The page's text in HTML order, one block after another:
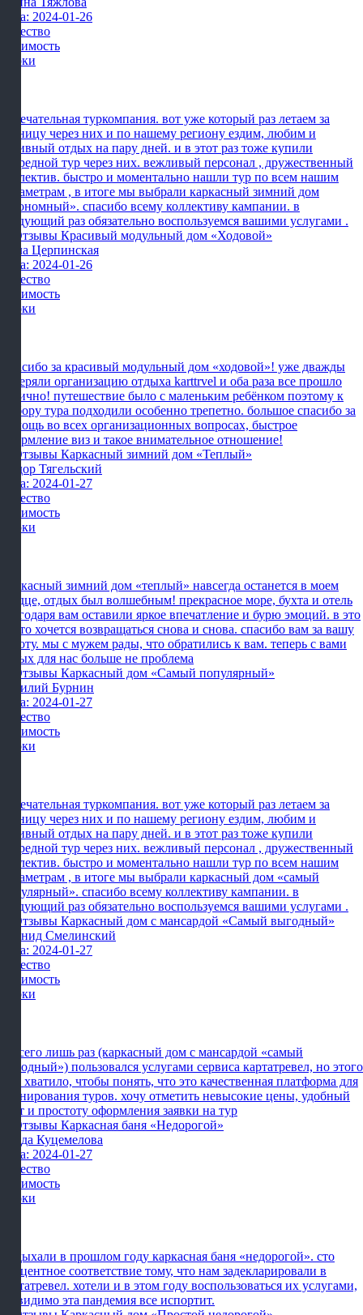
Дата: 2024-01-26
Качество
Стоимость
Сроки
Замечательная туркомпания. вот уже который раз летаем за
границу через них и по нашему региону ездим, любим и
активный отдых на пару дней. и в этот раз тоже купили
очередной тур через них. вежливый персонал , дружественный
коллектив. быстро и моментально нашли тур по всем нашим
параметрам , в итоге мы выбрали каркасный зимний дом
«экономный». спасибо всему коллективу кампании. в
следующий раз обязательно воспользуемся вашими услугами .
Алла Церпинская
Дата: 2024-01-26
Качество
Стоимость
Сроки
Спасибо за красивый модульный дом «ходовой»! уже дважды
доверяли организацию отдыха karttrvel и оба раза все прошло
отлично! путешествие было с маленьким ребёнком поэтому к
выбору тура подходили особенно трепетно. большое спасибо за
помощь во всех организационных вопросах, быстрое
оформление виз и такое внимательное отношение!
Фёдор Тягельский
Дата: 2024-01-27
Качество
Стоимость
Сроки
Каркасный зимний дом «теплый» навсегда останется в моем
сердце, отдых был волшебным! прекрасное море, бухта и отель
благодаря вам оставили яркое впечатление и бурю эмоций. в это
место хочется возвращаться снова и снова. спасибо вам за вашу
работу. мы с мужем рады, что обратились к вам. теперь с вами
отдых для нас больше не проблема
Василий Бурнин
Дата: 2024-01-27
Качество
Стоимость
Сроки
Замечательная туркомпания. вот уже который раз летаем за
границу через них и по нашему региону ездим, любим и
активный отдых на пару дней. и в этот раз тоже купили
очередной тур через них. вежливый персонал , дружественный
коллектив. быстро и моментально нашли тур по всем нашим
параметрам , в итоге мы выбрали каркасный дом «самый
популярный». спасибо всему коллективу кампании. в
следующий раз обязательно воспользуемся вашими услугами .
Леонид Смелинский
Дата: 2024-01-27
Качество
Стоимость
Сроки
Я всего лишь раз (каркасный дом с мансардой «самый
выгодный») пользовался услугами сервиса картатревел, но этого
мне хватило, чтобы понять, что это качественная платформа для
бронирования туров. хочу отметить невысокие цены, удобный
сайт и простоту оформления заявки на тур
Влада Куцемелова
Дата: 2024-01-27
Качество
Стоимость
Сроки
Отдыхали в прошлом году каркасная баня «недорогой». сто
процентное соответствие тому, что нам задекларировали в
картатревел. хотели и в этом году воспользоваться их услугами,
но видимо эта пандемия все испортит.